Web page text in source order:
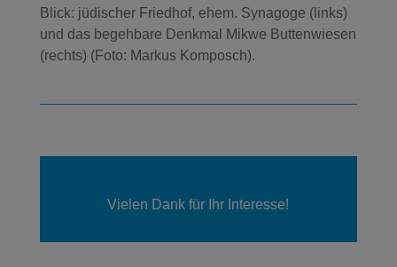
Blick: jüdischer Friedhof, ehem. Synagoge (links)
und das begehbare Denkmal Mikwe Buttenwiesen
(rechts) (Foto: Markus Komposch).
Vielen Dank für Ihr Interesse!